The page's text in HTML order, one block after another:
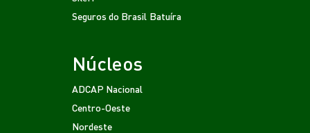
Seguros do Brasil Batuíra
Núcleos
ADCAP Nacional
Centro-Oeste
Nordeste